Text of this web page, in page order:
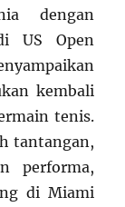
dengan
US Open
kembali
tenis.
tantangan,
performa,
di Miami